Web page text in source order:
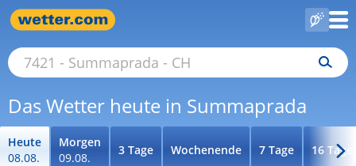
Das Wetter heute in Summaprada
Heute
08.08.
Morgen
09.08.
3 Tage Wochenende 7 Tage 16 Tage